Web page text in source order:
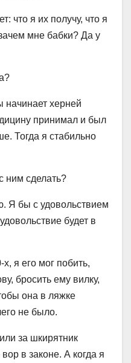
что я их получу, что я
мне бабки? Да у
начинает херней
принимал и был
Тогда я стабильно
ним сделать?
Я бы с удовольствием
будет в
я его мог побить,
бросить ему вилку,
она в ляжке
не было.
за шкирятник
в законе. А когда я